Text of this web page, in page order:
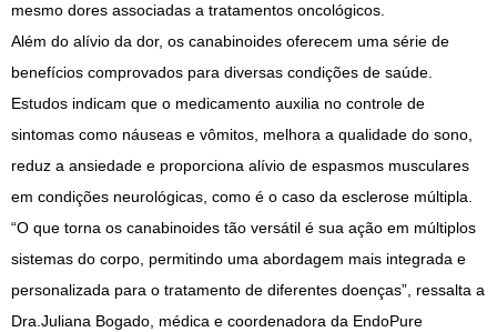
mesmo dores associadas a tratamentos oncológicos.
Além do alívio da dor, os canabinoides oferecem uma série de
benefícios comprovados para diversas condições de saúde.
Estudos indicam que o medicamento auxilia no controle de
sintomas como náuseas e vômitos, melhora a qualidade do sono,
reduz a ansiedade e proporciona alívio de espasmos musculares
em condições neurológicas, como é o caso da esclerose múltipla.
“O que torna os canabinoides tão versátil é sua ação em múltiplos
sistemas do corpo, permitindo uma abordagem mais integrada e
personalizada para o tratamento de diferentes doenças”, ressalta a
Dra.Juliana Bogado, médica e coordenadora da EndoPure